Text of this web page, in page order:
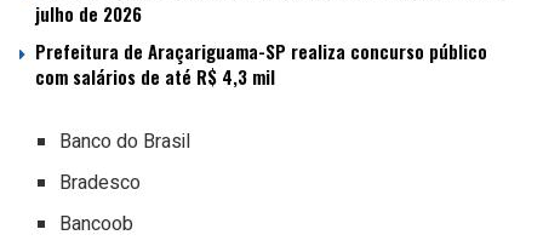
julho de 2026
Prefeitura de Araçariguama-SP realiza concurso público
com salários de até R$ 4,3 mil
Banco do Brasil
Bradesco
Bancoob